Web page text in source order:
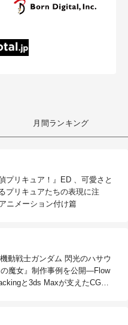
月間ランキング
プリキュア！』ED 、可愛さと
プリキュアたちの表現に注
ニメーション付け篇
動戦士ガンダム 閃光のハサウ
魔女』制作事例を公開―Flow
と3ds Maxが支えたCG制